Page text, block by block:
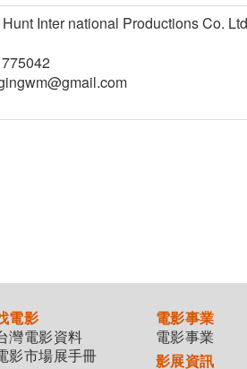
Inter national Productions Co.
電影
灣電影資料
影市場展手冊
電影事業
電影事業
影展資訊